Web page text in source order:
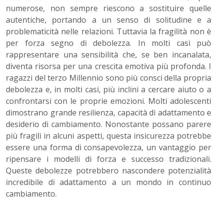
numerose, non sempre riescono a sostituire quelle
autentiche, portando a un senso di solitudine e a
problematicità nelle relazioni. Tuttavia la fragilità non è
per forza segno di debolezza. In molti casi può
rappresentare una sensibilità che, se ben incanalata,
diventa risorsa per una crescita emotiva più profonda. I
ragazzi del terzo Millennio sono più consci della propria
debolezza e, in molti casi, più inclini a cercare aiuto o a
confrontarsi con le proprie emozioni. Molti adolescenti
dimostrano grande resilienza, capacità di adattamento e
desiderio di cambiamento. Nonostante possano parere
più fragili in alcuni aspetti, questa insicurezza potrebbe
essere una forma di consapevolezza, un vantaggio per
ripensare i modelli di forza e successo tradizionali.
Queste debolezze potrebbero nascondere potenzialità
incredibile di adattamento a un mondo in continuo
cambiamento.